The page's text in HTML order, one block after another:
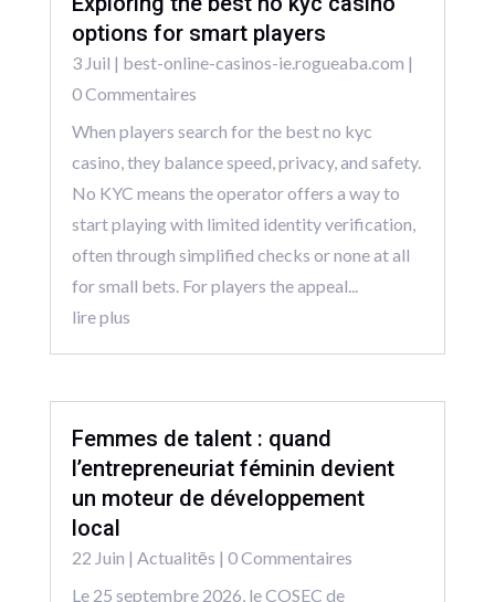
options for smart players
3 Juil | best-online-casinos-ie.rogueaba.com |
0 Commentaires
When players search for the best no kyc
casino, they balance speed, privacy, and safety.
No KYC means the operator offers a way to
start playing with limited identity verification,
often through simplified checks or none at all
for small bets. For players the appeal...
lire plus
Femmes de talent : quand
l’entrepreneuriat féminin devient
un moteur de développement
local
22 Juin | Actualitēs | 0 Commentaires
Le 25 septembre 2026, le COSEC de